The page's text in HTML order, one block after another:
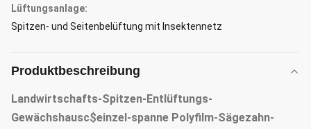
Lüftungsanlage:
Spitzen- und Seitenbelüftung mit Insektennetz
Produktbeschreibung
Landwirtschafts-Spitzen-Entlüftungs-
Gewächshausc$einzel-spanne Polyfilm-Sägezahn-